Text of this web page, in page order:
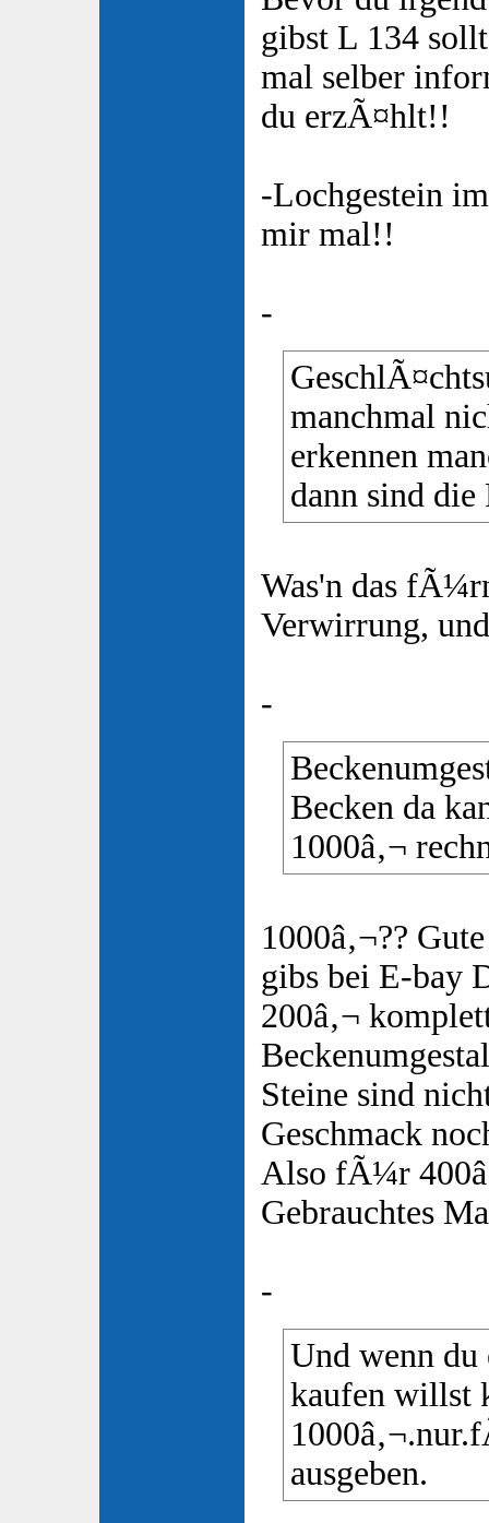
gibst L 134
mal selber
du erzÃ¤hlt!!
-Lochgestein
mir mal!!
-
manchmal
erkennen
dann sind die
Was'n das
Verwirrung,
-
Becken da
1000â‚¬
1000â‚¬??
gibs bei E-bay
200â‚¬
Steine sind
Geschmack
Also fÃ¼r
Gebrauchtes
-
Und wenn
kaufen willst
ausgeben.